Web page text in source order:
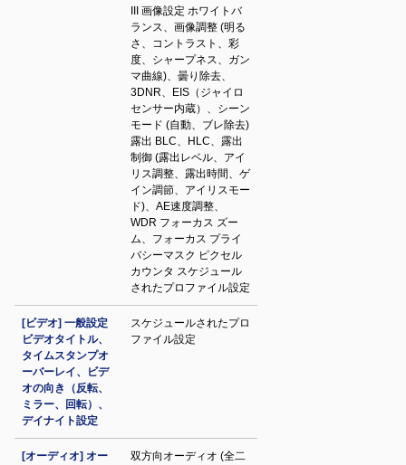
III 画像設定 ホワイトバ
ランス、画像調整 (明る
さ、コントラスト、彩
度、シャープネス、ガン
マ曲線)、曇り除去、
3DNR、EIS（ジャイロ
センサー内蔵）、シーン
モード (自動、ブレ除去)
露出 BLC、HLC、露出
制御 (露出レベル、アイ
リス調整、露出時間、ゲ
イン調節、アイリスモー
ド)、AE速度調整、
WDR フォーカス ズー
ム、フォーカス プライ
バシーマスク ピクセル
カウンタ スケジュール
されたプロファイル設定
[ビデオ] 一般設定
ビデオタイトル、
タイムスタンプオ
ーバーレイ、ビデ
オの向き（反転、
ミラー、回転）、
デイナイト設定
スケジュールされたプロ
ファイル設定
[オーディオ] オー
双方向オーディオ (全二